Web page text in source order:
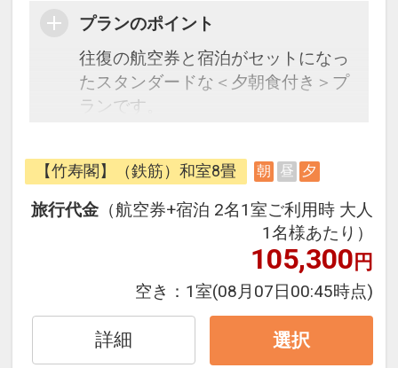
プランのポイント
往復の航空券と宿泊がセットになっ
たスタンダードな＜夕朝食付き＞プ
ランです。
できるダイナミックパッケージだか
ら、一都市滞在はもちろん周遊旅行
にも最適！
旅行期間中の1泊だけの宿泊や延
泊・飛び泊なども自由自在です。
フライトは、安心のJAL（または
JALグループ）確約！フライトマイ
ル50%貯まります。
オプションでレンタカーや現地交
【竹寿閣】（鉄筋）和室8畳 朝 昼 夕
旅行代金 （航空券+宿泊 2名1室ご利用時 大人
1名様あたり）
105,300円
空き： 1室(08月07日00:45時点)
詳細 選択